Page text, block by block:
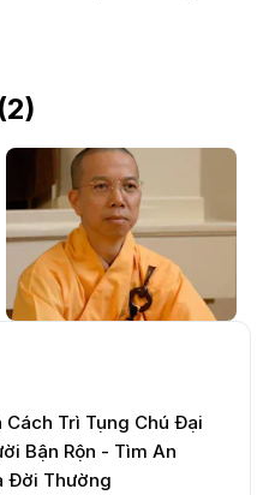
2)
Cách Trì Tụng Chú Đại
Bận Rộn - Tìm An
Đời Thường